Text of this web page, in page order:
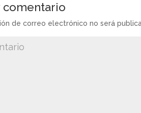
comentario
de correo electrónico no será